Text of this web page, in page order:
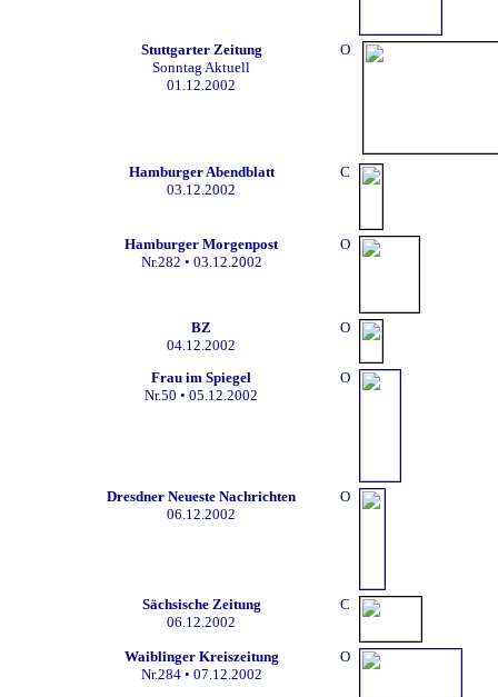
Stuttgarter Zeitung
Sonntag Aktuell
01.12.2002
O
Hamburger Abendblatt
03.12.2002
C
Hamburger Morgenpost
Nr.282 • 03.12.2002
O
BZ
04.12.2002
O
Frau im Spiegel
Nr.50 • 05.12.2002
O
Dresdner Neueste Nachrichten
06.12.2002
O
Sächsische Zeitung
06.12.2002
C
Waiblinger Kreiszeitung
Nr.284• 07.12.2002
O